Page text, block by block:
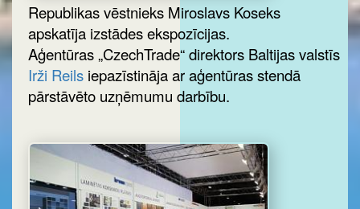
Republikas vēstnieks Miroslavs Koseks
apskatīja izstādes ekspozīcijas.
Aģentūras „CzechTrade“ direktors Baltijas valstīs
Irži Reils iepazīstināja ar aģentūras stendā
pārstāvēto uzņēmumu darbību.